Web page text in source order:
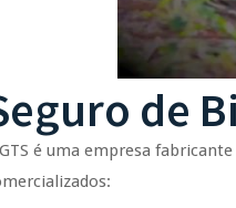
de
é uma empresa